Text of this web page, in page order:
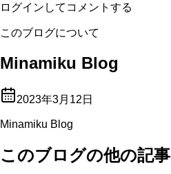
ログインしてコメントする
このブログについて
Minamiku Blog
2023年3月12日
Minamiku Blog
このブログの他の記事